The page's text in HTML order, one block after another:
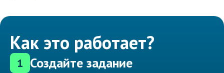
Как это работает?
1 Создайте задание